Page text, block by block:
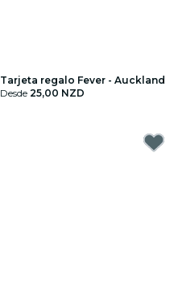
Tarjeta regalo Fever - Auckland
Desde 25,00 NZD